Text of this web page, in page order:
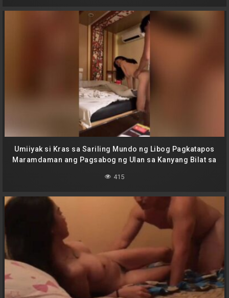
Umiiyak si Kras sa Sariling Mundo ng Libog Pagkatapos
Maramdaman ang Pagsabog ng Ulan sa Kanyang Bilat sa
415